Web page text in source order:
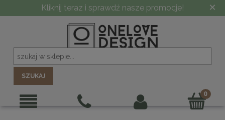
Kliknij teraz i sprawdź nasze promocje! ×
SZUKAJ